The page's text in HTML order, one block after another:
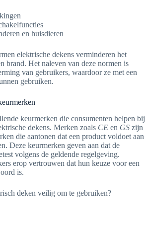
en huisdieren
elektrische dekens verminderen het
brand. Het naleven van deze normen is
van gebruikers, waardoor ze met een
gebruiken.
keurmerken die consumenten helpen bij
dekens. Merken zoals CE en GS zijn
die aantonen dat een product voldoet aan
Deze keurmerken geven aan dat de
volgens de geldende regelgeving.
erop vertrouwen dat hun keuze voor een
is.